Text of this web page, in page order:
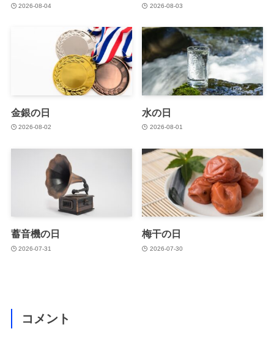
2026-08-04 2026-08-03
金銀の日
2026-08-02
水の日
2026-08-01
蓄音機の日
2026-07-31
梅干の日
2026-07-30
コメント